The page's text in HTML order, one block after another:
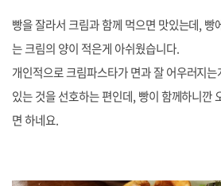
빵을 잘라서 크림과 함께 먹으면 맛있는데, 빵
는 크림의 양이 적은게 아쉬웠습니다.
개인적으로 크림파스타가 면과 잘 어우러지
있는 것을 선호하는 편인데, 빵이 함께하니깐
면 하네요.